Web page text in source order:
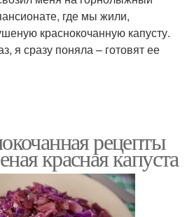
где мы жили,
краснокочанную капусту.
я сразу поняла – готовят ее
рецепты
красная капуста